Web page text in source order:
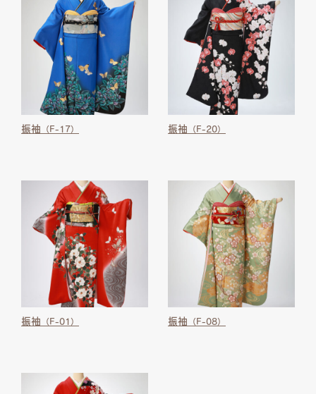
振袖 （F-17） 振袖 （F-20）
振袖 （F-01） 振袖 （F-08）